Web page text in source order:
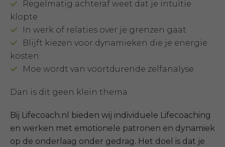
Regelmatig achteraf weet dat je intuïtie
klopte
In werk of relaties over je grenzen gaat
Blijft kiezen voor dynamieken die je energie
kosten
Moe wordt van voortdurende zelfanalyse
Dan is dit geen klein thema.
Bij Lifecoach.nl bieden wij individuele Lifecoaching
en werken met emotionele patronen en dynamiek
op de onderlaag onder gedrag. Het doel is dat je